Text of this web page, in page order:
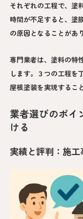
それぞれの工程で、塗
時間が不足すると、塗
の原因となることがあ
専門業者は、塗料の特
します。３つの工程を
屋根塗装を実現するこ
業者選びのポイ
ける
実績と評判：施